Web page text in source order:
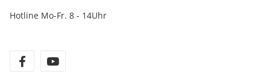
Hotline Mo-Fr. 8 - 14Uhr